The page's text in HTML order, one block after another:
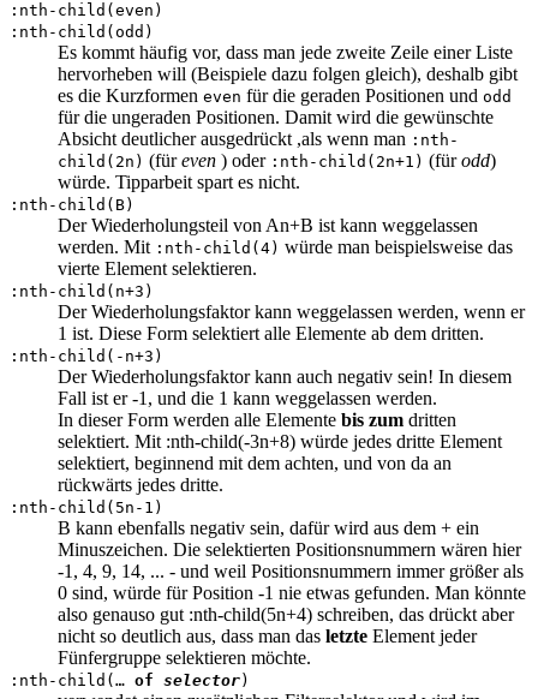
:nth-child(even)
:nth-child(odd)
Es kommt häufig vor, dass man jede zweite Zeile einer Liste
hervorheben will (Beispiele dazu folgen gleich), deshalb gibt
es die Kurzformen even für die geraden Positionen und odd
für die ungeraden Positionen. Damit wird die gewünschte
Absicht deutlicher ausgedrückt ,als wenn man :nth-
child(2n) (füreven ) oder :nth-child(2n+1) (fürodd)
würde. Tipparbeit spart es nicht.
:nth-child(B)
Der Wiederholungsteil von An+B ist kann weggelassen
werden. Mit :nth-child(4) würde man beispielsweise das
vierte Element selektieren.
:nth-child(n+3)
Der Wiederholungsfaktor kann weggelassen werden, wenn er
1 ist. Diese Form selektiert alle Elemente ab dem dritten.
:nth-child(-n+3)
Der Wiederholungsfaktor kann auch negativ sein! In diesem
Fall ist er -1, und die 1 kann weggelassen werden.
In dieser Form werden alle Elemente bis zum dritten
selektiert. Mit :nth-child(-3n+8) würde jedes dritte Element
selektiert, beginnend mit dem achten, und von da an
rückwärts jedes dritte.
:nth-child(5n-1)
B kann ebenfalls negativ sein, dafür wird aus dem + ein
Minuszeichen. Die selektierten Positionsnummern wären hier
-1, 4, 9, 14, ... - und weil Positionsnummern immer größer als
0 sind, würde für Position -1 nie etwas gefunden. Man könnte
also genauso gut :nth-child(5n+4) schreiben, das drückt aber
nicht so deutlich aus, dass man das letzte Element jeder
Fünfergruppe selektieren möchte.
:nth-child(… of selector)